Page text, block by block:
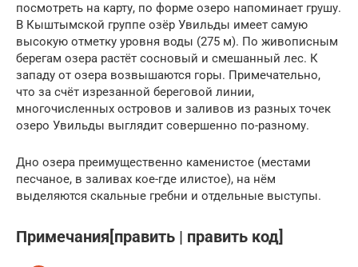
посмотреть на карту, по форме озеро напоминает грушу.
В Кыштымской группе озёр Увильды имеет самую
высокую отметку уровня воды (275 м). По живописным
берегам озера растёт сосновый и смешанный лес. К
западу от озера возвышаются горы. Примечательно,
что за счёт изрезанной береговой линии,
многочисленных островов и заливов из разных точек
озеро Увильды выглядит совершенно по-разному.
Дно озера преимущественно каменистое (местами
песчаное, в заливах кое-где илистое), на нём
выделяются скальные гребни и отдельные выступы.
Примечания[править | править код]